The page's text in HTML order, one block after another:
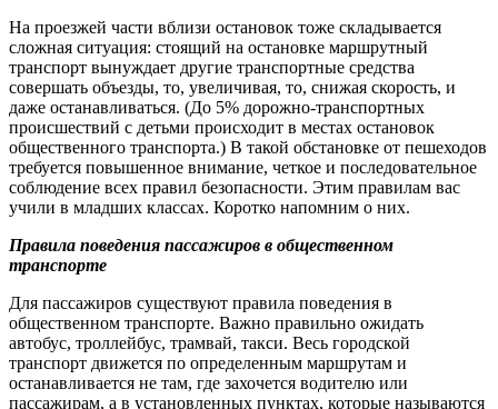
На проезжей части вблизи остановок тоже складывается
сложная ситуация: стоящий на остановке маршрутный
транспорт вынуждает другие транспортные средства
совершать объезды, то, увеличивая, то, снижая скорость, и
даже останавливаться. (До 5% дорожно-транспортных
происшествий с детьми происходит в местах остановок
общественного транспорта.) В такой обстановке от пешеходов
требуется повышенное внимание, четкое и последовательное
соблюдение всех правил безопасности. Этим правилам вас
учили в младших классах. Коротко напомним о них.
Правила поведения пассажиров в общественном
транспорте
Для пассажиров существуют правила поведения в
общественном транспорте. Важно правильно ожидать
автобус, троллейбус, трамвай, такси. Весь городской
транспорт движется по определенным маршрутам и
останавливается не там, где захочется водителю или
пассажирам, а в установленных пунктах, которые называются